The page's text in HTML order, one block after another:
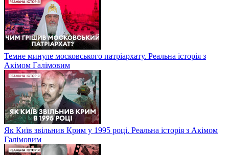
Темне минуле московського патріархату. Реальна історія з
Акімом Галімовим
Як Київ звільнив Крим у 1995 році. Реальна історія з Акімом
Галімовим